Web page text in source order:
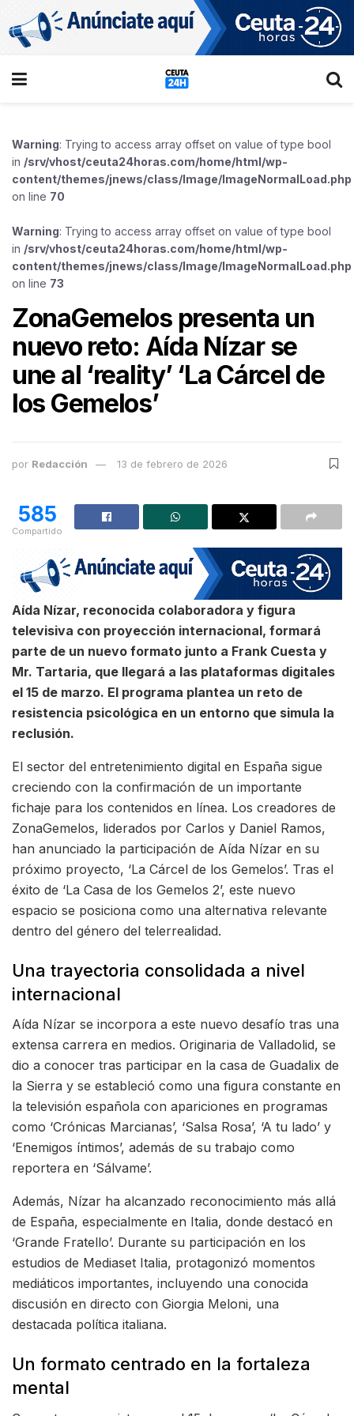
Warning: Trying to access array offset on value of type bool
in /srv/vhost/ceuta24horas.com/home/html/wp-
content/themes/jnews/class/Image/ImageNormalLoad.php
on line 70
Warning: Trying to access array offset on value of type bool
in /srv/vhost/ceuta24horas.com/home/html/wp-
content/themes/jnews/class/Image/ImageNormalLoad.php
on line 73
ZonaGemelos presenta un
nuevo reto: Aída Nízar se
une al ‘reality’ ‘La Cárcel de
los Gemelos’
por Redacción 13 de febrero de 2026
585
Compartido
Aída Nízar, reconocida colaboradora y figura
televisiva con proyección internacional, formará
parte de un nuevo formato junto a Frank Cuesta y
Mr. Tartaria, que llegará a las plataformas digitales
el 15 de marzo. El programa plantea un reto de
resistencia psicológica en un entorno que simula la
reclusión.
El sector del entretenimiento digital en España sigue
creciendo con la confirmación de un importante
fichaje para los contenidos en línea. Los creadores de
ZonaGemelos, liderados por Carlos y Daniel Ramos,
han anunciado la participación de Aída Nízar en su
próximo proyecto, ‘La Cárcel de los Gemelos’. Tras el
éxito de ‘La Casa de los Gemelos 2’, este nuevo
espacio se posiciona como una alternativa relevante
dentro del género del telerrealidad.
Una trayectoria consolidada a nivel
internacional
Aída Nízar se incorpora a este nuevo desafío tras una
extensa carrera en medios. Originaria de Valladolid, se
dio a conocer tras participar en la casa de Guadalix de
la Sierra y se estableció como una figura constante en
la televisión española con apariciones en programas
como ‘Crónicas Marcianas’, ‘Salsa Rosa’, ‘A tu lado’ y
‘Enemigos íntimos’, además de su trabajo como
reportera en ‘Sálvame’.
Además, Nízar ha alcanzado reconocimiento más allá
de España, especialmente en Italia, donde destacó en
‘Grande Fratello’. Durante su participación en los
estudios de Mediaset Italia, protagonizó momentos
mediáticos importantes, incluyendo una conocida
discusión en directo con Giorgia Meloni, una
destacada política italiana.
Un formato centrado en la fortaleza
mental